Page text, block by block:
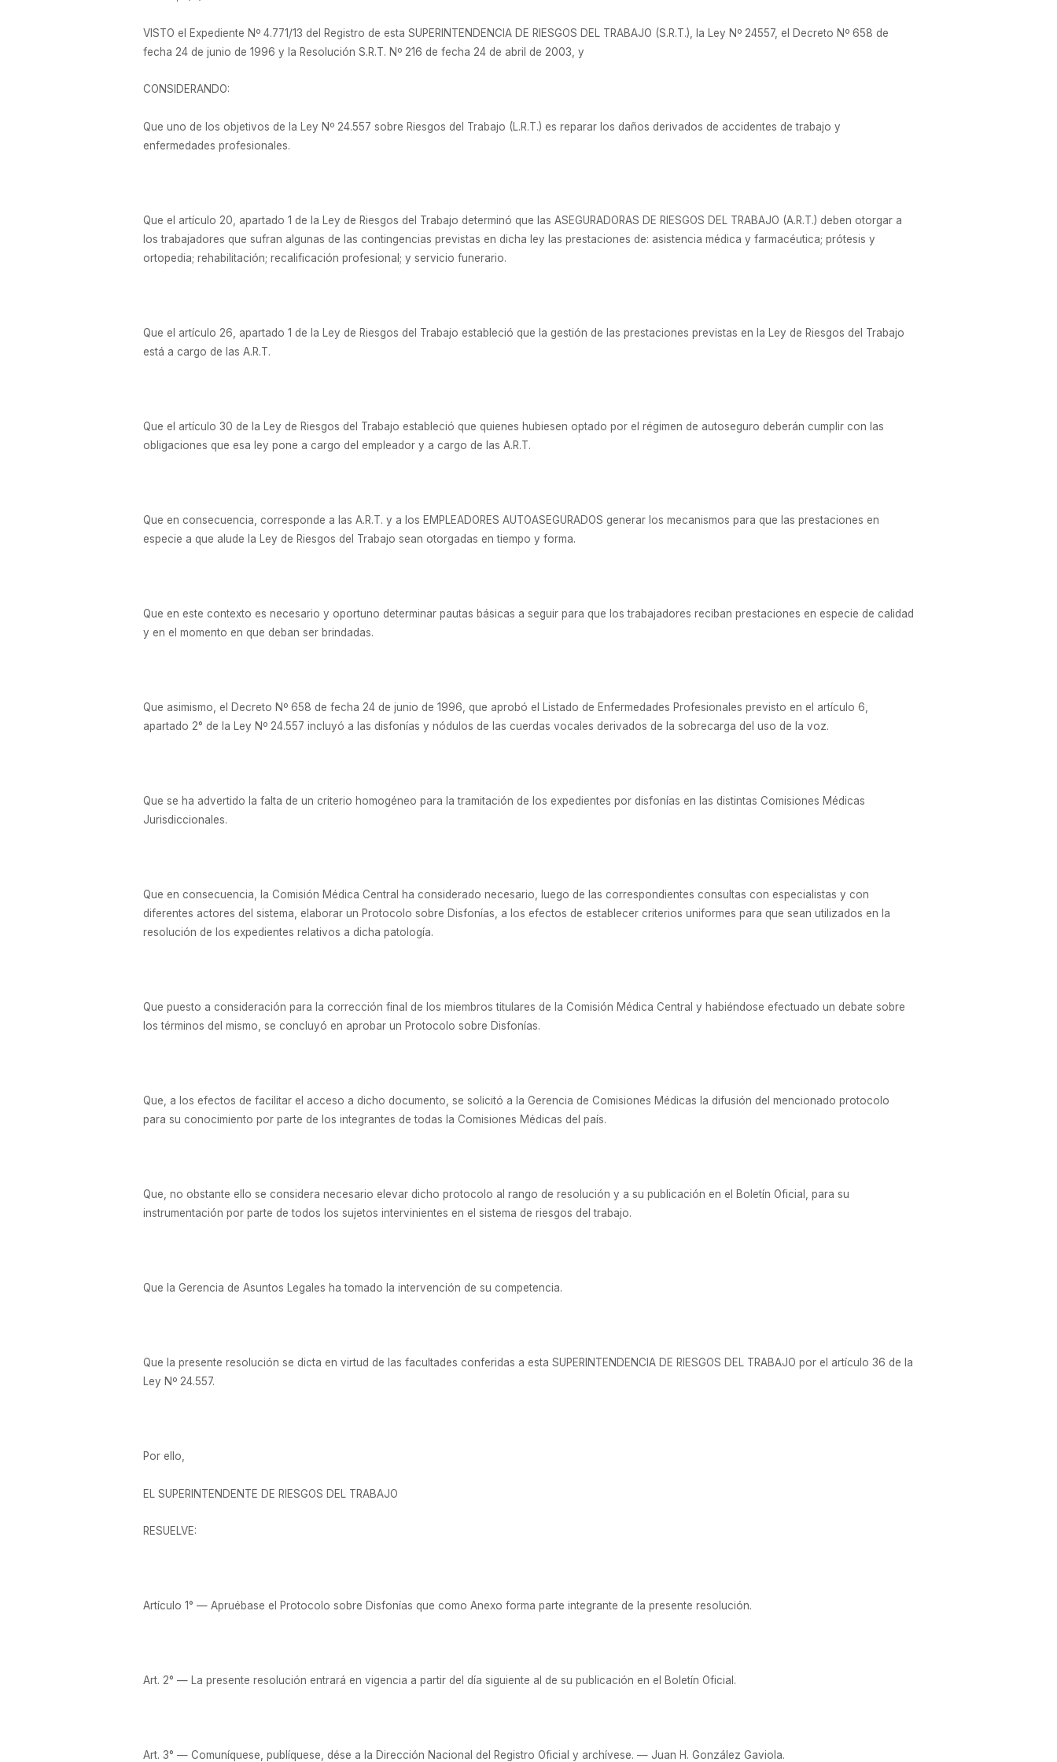
VISTO el Expediente Nº 4.771/13 del Registro de esta SUPERINTENDENCIA DE RIESGOS DEL TRABAJO (S.R.T.), la Ley Nº 24557, el Decreto Nº 658 de
fecha 24 de junio de 1996 y la Resolución S.R.T. Nº 216 de fecha 24 de abril de 2003, y
CONSIDERANDO:
Que uno de los objetivos de la Ley Nº 24.557 sobre Riesgos del Trabajo (L.R.T.) es reparar los daños derivados de accidentes de trabajo y
enfermedades profesionales.
Que el artículo 20, apartado 1 de la Ley de Riesgos del Trabajo determinó que las ASEGURADORAS DE RIESGOS DEL TRABAJO (A.R.T.) deben otorgar a
los trabajadores que sufran algunas de las contingencias previstas en dicha ley las prestaciones de: asistencia médica y farmacéutica; prótesis y
ortopedia; rehabilitación; recalificación profesional; y servicio funerario.
Que el artículo 26, apartado 1 de la Ley de Riesgos del Trabajo estableció que la gestión de las prestaciones previstas en la Ley de Riesgos del Trabajo
está a cargo de las A.R.T.
Que el artículo 30 de la Ley de Riesgos del Trabajo estableció que quienes hubiesen optado por el régimen de autoseguro deberán cumplir con las
obligaciones que esa ley pone a cargo del empleador y a cargo de las A.R.T.
Que en consecuencia, corresponde a las A.R.T. y a los EMPLEADORES AUTOASEGURADOS generar los mecanismos para que las prestaciones en
especie a que alude la Ley de Riesgos del Trabajo sean otorgadas en tiempo y forma.
Que en este contexto es necesario y oportuno determinar pautas básicas a seguir para que los trabajadores reciban prestaciones en especie de calidad
y en el momento en que deban ser brindadas.
Que asimismo, el Decreto Nº 658 de fecha 24 de junio de 1996, que aprobó el Listado de Enfermedades Profesionales previsto en el artículo 6,
apartado 2° de la Ley Nº 24.557 incluyó a las disfonías y nódulos de las cuerdas vocales derivados de la sobrecarga del uso de la voz.
Que se ha advertido la falta de un criterio homogéneo para la tramitación de los expedientes por disfonías en las distintas Comisiones Médicas
Jurisdiccionales.
Que en consecuencia, la Comisión Médica Central ha considerado necesario, luego de las correspondientes consultas con especialistas y con
diferentes actores del sistema, elaborar un Protocolo sobre Disfonías, a los efectos de establecer criterios uniformes para que sean utilizados en la
resolución de los expedientes relativos a dicha patología.
Que puesto a consideración para la corrección final de los miembros titulares de la Comisión Médica Central y habiéndose efectuado un debate sobre
los términos del mismo, se concluyó en aprobar un Protocolo sobre Disfonías.
Que, a los efectos de facilitar el acceso a dicho documento, se solicitó a la Gerencia de Comisiones Médicas la difusión del mencionado protocolo
para su conocimiento por parte de los integrantes de todas la Comisiones Médicas del país.
Que, no obstante ello se considera necesario elevar dicho protocolo al rango de resolución y a su publicación en el Boletín Oficial, para su
instrumentación por parte de todos los sujetos intervinientes en el sistema de riesgos del trabajo.
Que la Gerencia de Asuntos Legales ha tomado la intervención de su competencia.
Que la presente resolución se dicta en virtud de las facultades conferidas a esta SUPERINTENDENCIA DE RIESGOS DEL TRABAJO por el artículo 36 de la
Ley Nº 24.557.
Por ello,
EL SUPERINTENDENTE DE RIESGOS DEL TRABAJO
RESUELVE:
Artículo 1° — Apruébase el Protocolo sobre Disfonías que como Anexo forma parte integrante de la presente resolución.
Art. 2° — La presente resolución entrará en vigencia a partir del día siguiente al de su publicación en el Boletín Oficial.
Art. 3° — Comuníquese, publíquese, dése a la Dirección Nacional del Registro Oficial y archívese. — Juan H. González Gaviola.